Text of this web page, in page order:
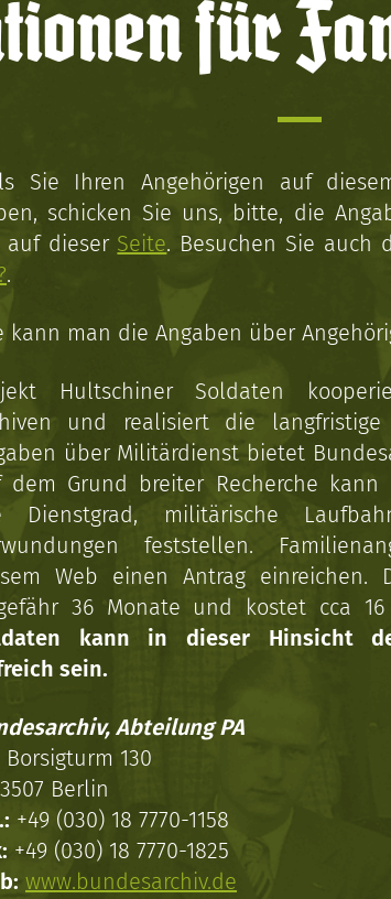
für
Sie Ihren Angehörigen auf
schicken Sie uns, bitte, die
auf dieser Seite. Besuchen Sie auch
.
kann man die Angaben über
Hultschiner Soldaten
und realisiert die langfristige
über Militärdienst bietet
dem Grund breiter Recherche kann
Dienstgrad, militärische
feststellen.
Web einen Antrag einreichen.
36 Monate und kostet cca
kann in dieser Hinsicht
sein.
Abteilung PA
Borsigturm 130
Berlin
+49 (030) 18 7770-1158
+49 (030) 18 7770-1825
www.bundesarchiv.de